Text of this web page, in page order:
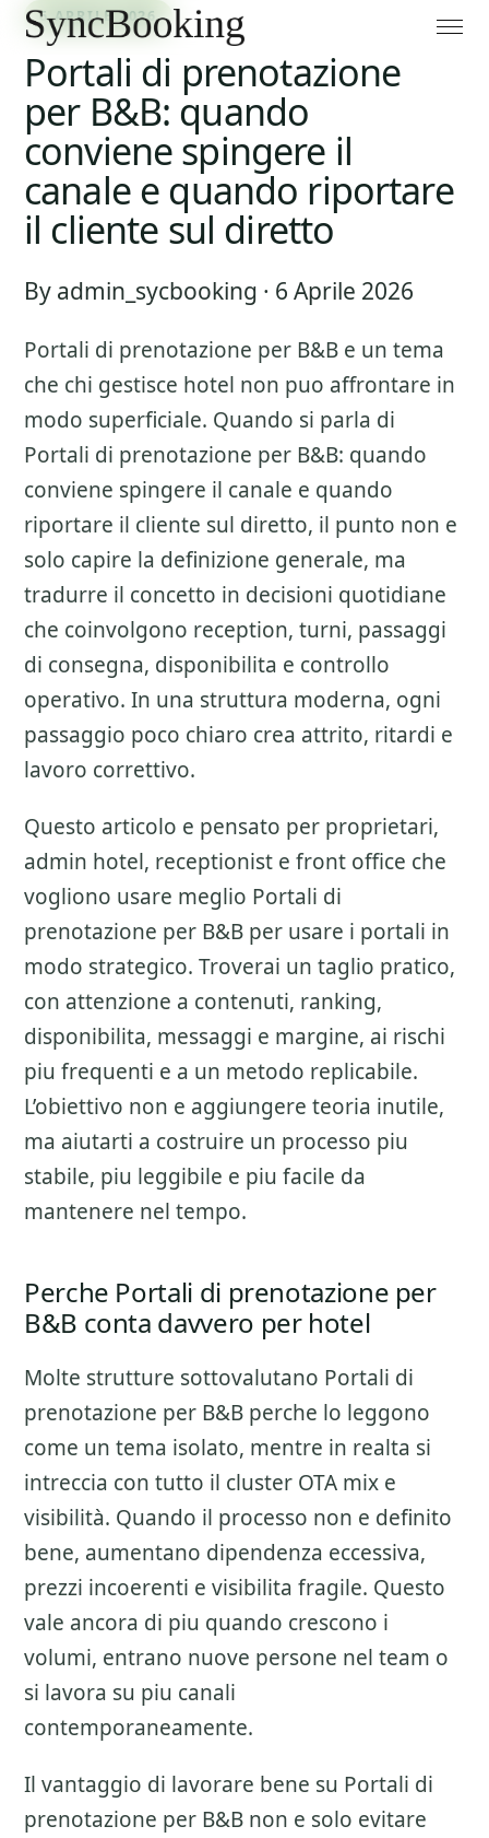
6 APRILE 2026
Portali di prenotazione
per B&B: quando
conviene spingere il
canale e quando riportare
il cliente sul diretto
By admin_sycbooking · 6 Aprile 2026
Portali di prenotazione per B&B e un tema
che chi gestisce hotel non puo affrontare in
modo superficiale. Quando si parla di
Portali di prenotazione per B&B: quando
conviene spingere il canale e quando
riportare il cliente sul diretto, il punto non e
solo capire la definizione generale, ma
tradurre il concetto in decisioni quotidiane
che coinvolgono reception, turni, passaggi
di consegna, disponibilita e controllo
operativo. In una struttura moderna, ogni
passaggio poco chiaro crea attrito, ritardi e
lavoro correttivo.
Questo articolo e pensato per proprietari,
admin hotel, receptionist e front office che
vogliono usare meglio Portali di
prenotazione per B&B per usare i portali in
modo strategico. Troverai un taglio pratico,
con attenzione a contenuti, ranking,
disponibilita, messaggi e margine, ai rischi
piu frequenti e a un metodo replicabile.
L’obiettivo non e aggiungere teoria inutile,
ma aiutarti a costruire un processo piu
stabile, piu leggibile e piu facile da
mantenere nel tempo.
Perche Portali di prenotazione per
B&B conta davvero per hotel
Molte strutture sottovalutano Portali di
prenotazione per B&B perche lo leggono
come un tema isolato, mentre in realta si
intreccia con tutto il cluster OTA mix e
visibilità. Quando il processo non e definito
bene, aumentano dipendenza eccessiva,
prezzi incoerenti e visibilita fragile. Questo
vale ancora di piu quando crescono i
volumi, entrano nuove persone nel team o
si lavora su piu canali
contemporaneamente.
Il vantaggio di lavorare bene su Portali di
prenotazione per B&B non e solo evitare